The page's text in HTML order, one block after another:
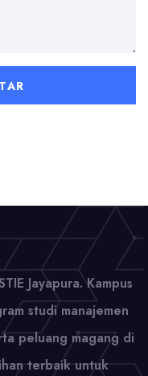
Jayapura. Kampus
studi manajemen
peluang magang di
terbaik untuk